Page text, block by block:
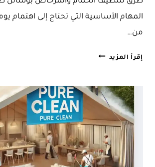
المهام الأساسية التي تحتاج إلى اهتمام
من…
إقرأ المزيد طرق